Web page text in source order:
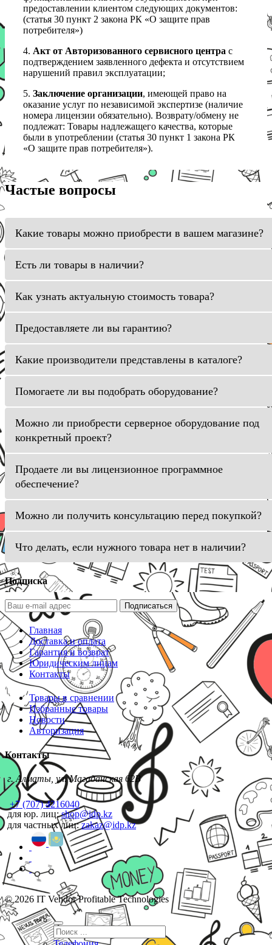
предоставлении клиентом следующих документов:
(статья 30 пункт 2 закона РК «О защите прав
потребителя»)
4. Акт от Авторизованного сервисного центра с
подтверждением заявленного дефекта и отсутствием
нарушений правил эксплуатации;
5. Заключение организации, имеющей право на
оказание услуг по независимой экспертизе (наличие
номера лицензии обязательно). Возврату/обмену не
подлежат: Товары надлежащего качества, которые
были в употреблении (статья 30 пункт 1 закона РК
«О защите прав потребителя»).
Частые вопросы
Какие товары можно приобрести в вашем магазине?
Есть ли товары в наличии?
Как узнать актуальную стоимость товара?
Предоставляете ли вы гарантию?
Какие производители представлены в каталоге?
Помогаете ли вы подобрать оборудование?
Можно ли приобрести серверное оборудование под
конкретный проект?
Продаете ли вы лицензионное программное
обеспечение?
Можно ли получить консультацию перед покупкой?
Что делать, если нужного товара нет в наличии?
Подписка
Подписаться
Главная
Доставка и оплата
Гарантия и возврат
Юридическим лицам
Контакты
Товары в сравнении
Избранные товары
Новости
Авторизация
Контакты
г. Алматы, ул. Магаданская 62В
+7 (707) 4216040
для юр. лиц:shop@idp.kz
для частных лиц:zakaz@idp.kz
© 2026 IT Vendor Profitable Technologies